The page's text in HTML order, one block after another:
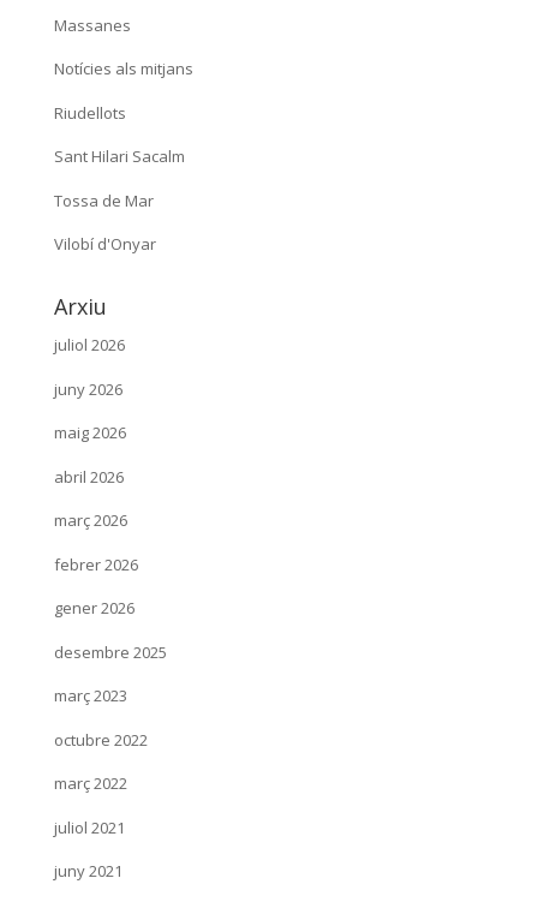
Massanes
Notícies als mitjans
Riudellots
Sant Hilari Sacalm
Tossa de Mar
Vilobí d'Onyar
Arxiu
juliol 2026
juny 2026
maig 2026
abril 2026
març 2026
febrer 2026
gener 2026
desembre 2025
març 2023
octubre 2022
març 2022
juliol 2021
juny 2021